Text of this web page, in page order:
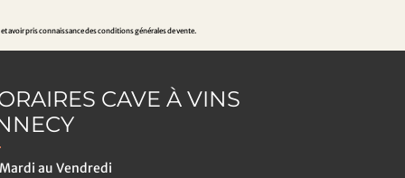
avoir pris connaissance des conditions générales de vente.
CAVE À VINS
au Vendredi